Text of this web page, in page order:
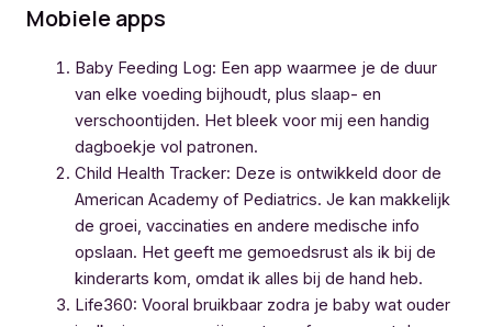
Mobiele apps
Baby Feeding Log: Een app waarmee je de duur
van elke voeding bijhoudt, plus slaap- en
verschoontijden. Het bleek voor mij een handig
dagboekje vol patronen.
Child Health Tracker: Deze is ontwikkeld door de
American Academy of Pediatrics. Je kan makkelijk
de groei, vaccinaties en andere medische info
opslaan. Het geeft me gemoedsrust als ik bij de
kinderarts kom, omdat ik alles bij de hand heb.
Life360: Vooral bruikbaar zodra je baby wat ouder